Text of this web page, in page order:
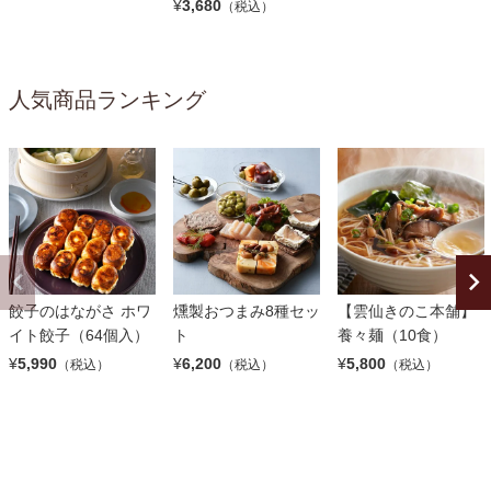
¥3,680 （税込）
人気商品ランキング
餃子のはながさ ホワ
イト餃子（64個入）
¥5,990 （税込）
燻製おつまみ8種セッ
ト
¥6,200 （税込）
【雲仙きのこ本舗】
養々麺（10食）
¥5,800 （税込）